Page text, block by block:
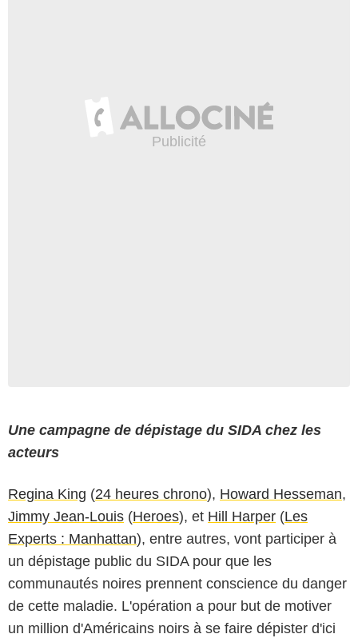
Une campagne de dépistage du SIDA chez les
acteurs
Regina King (24 heures chrono), Howard Hesseman,
Jimmy Jean-Louis (Heroes), et Hill Harper (Les
Experts : Manhattan), entre autres, vont participer à
un dépistage public du SIDA pour que les
communautés noires prennent conscience du danger
de cette maladie. L'opération a pour but de motiver
un million d'Américains noirs à se faire dépister d'ici